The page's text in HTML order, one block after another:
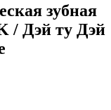
зубная
/ Дэй ту Дэй